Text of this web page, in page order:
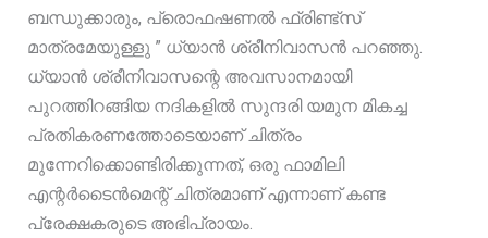
ബന്ധുക്കാരും, പ്രൊഫഷണൽ ഫ്രിണ്ട്സ്
മാത്രമേയുള്ളു ” ധ്യാൻ ശ്രീനിവാസൻ പറഞ്ഞു.
ധ്യാൻ ശ്രീനിവാസന്റെ അവസാനമായി
പുറത്തിറങ്ങിയ നദികളിൽ സുന്ദരി യമുന മികച്ച
പ്രതികരണത്തോടെയാണ് ചിത്രം
മുന്നേറിക്കൊണ്ടിരിക്കുന്നത്, ഒരു ഫാമിലി
എന്റർടൈൻമെന്റ് ചിത്രമാണ് എന്നാണ് കണ്ട
പ്രേക്ഷകരുടെ അഭിപ്രായം.